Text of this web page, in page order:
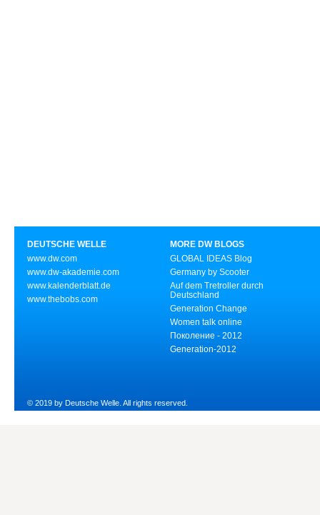
DEUTSCHE WELLE
www.dw.com
www.dw-akademie.com
www.kalenderblatt.de
www.thebobs.com
MORE DW BLOGS
GLOBAL IDEAS Blog
Germany by Scooter
Auf dem Tretroller durch
Deutschland
Generation Change
Women talk online
Поколение - 2012
Generation-2012
© 2019 by Deutsche Welle. All rights reserved.